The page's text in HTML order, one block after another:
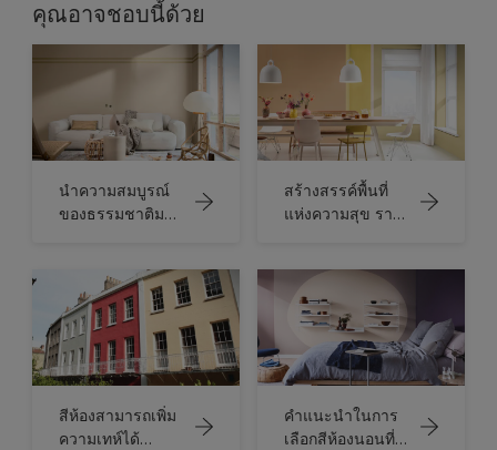
คุณอาจชอบนี้ด้วย
นำความสมบูรณ์
ของธรรมชาติมาสู่
อันอบอุ่น
สร้างสรรค์พื้นที่
แห่งความสุข ราบ
สีห้องสามารถเพิ่ม
ความเทห์ได้
คำแนะนำในการ
เลือกสีห้องนอนที่